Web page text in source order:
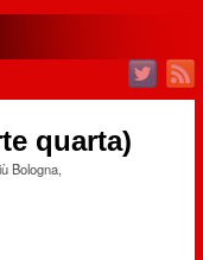
quarta)
Bologna,